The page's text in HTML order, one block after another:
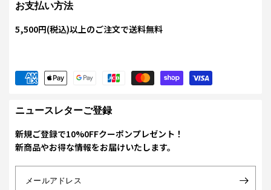
お支払い方法
5,500円(税込)以上のご注文で送料無料
ニュースレターご登録
新規ご登録で10%0FFクーポンプレゼント！
新商品やお得な情報をお届けいたします。
メールアドレス